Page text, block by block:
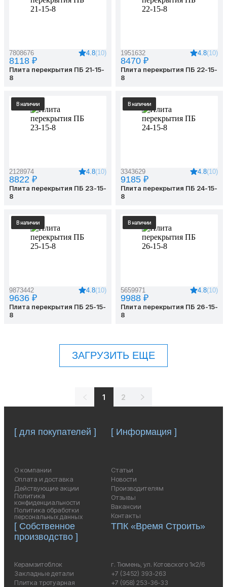
Плита перекрытия ПБ 21-15-
8
7808676 4.8(10)
8118 ₽
Плита перекрытия ПБ 22-15-
8
1951632 4.8(10)
8470 ₽
В наличии
Плита перекрытия ПБ 23-15-
8
2128974 4.8(10)
8822 ₽
В наличии
Плита перекрытия ПБ 24-15-
8
3343629 4.8(10)
9185 ₽
В наличии
Плита перекрытия ПБ 25-15-
8
9873442 4.8(10)
9636 ₽
В наличии
Плита перекрытия ПБ 26-15-
8
5659971 4.8(10)
9988 ₽
ЗАГРУЗИТЬ ЕЩЕ
1 2
[ для покупателей ]
О компании
Оплата и доставка
Действующие акции
Политика
конфиденциальности
Политика обработки
персональных данных
[ Собственное
производство ]
Керамзитоблок
Закладные детали
Плитка тротуарная
[ Информация ]
Статьи
Новости
Производителям
Отзывы
Вакансии
Контакты
ТПК «Время Строить»
г. Тюмень, ул. Котовского 1к2/6
+7 (3452) 393-263
+7 (958) 253-36-33